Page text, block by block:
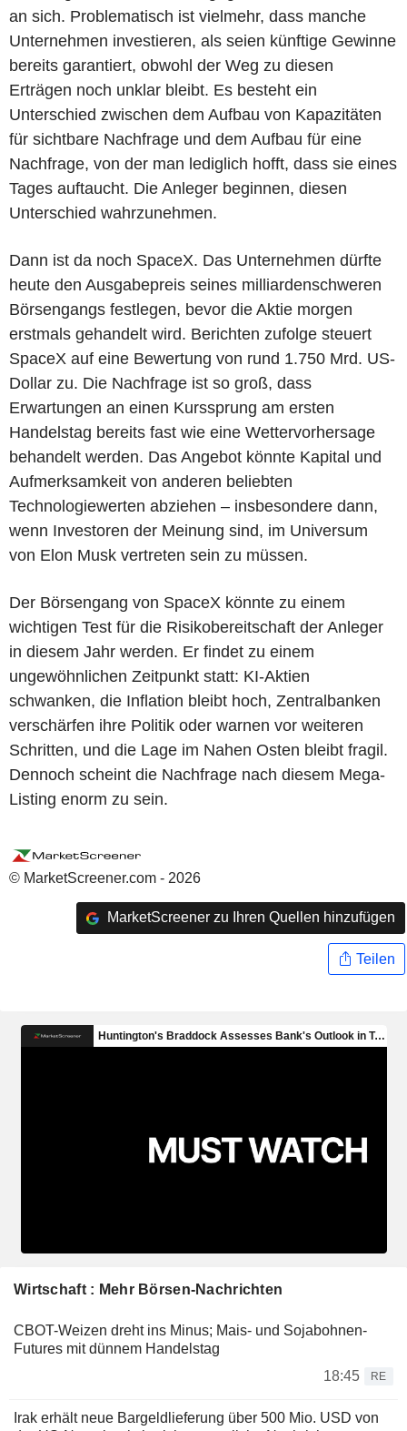
an sich. Problematisch ist vielmehr, dass manche
Unternehmen investieren, als seien künftige Gewinne
bereits garantiert, obwohl der Weg zu diesen
Erträgen noch unklar bleibt. Es besteht ein
Unterschied zwischen dem Aufbau von Kapazitäten
für sichtbare Nachfrage und dem Aufbau für eine
Nachfrage, von der man lediglich hofft, dass sie eines
Tages auftaucht. Die Anleger beginnen, diesen
Unterschied wahrzunehmen.
Dann ist da noch SpaceX. Das Unternehmen dürfte
heute den Ausgabepreis seines milliardenschweren
Börsengangs festlegen, bevor die Aktie morgen
erstmals gehandelt wird. Berichten zufolge steuert
SpaceX auf eine Bewertung von rund 1.750 Mrd. US-
Dollar zu. Die Nachfrage ist so groß, dass
Erwartungen an einen Kurssprung am ersten
Handelstag bereits fast wie eine Wettervorhersage
behandelt werden. Das Angebot könnte Kapital und
Aufmerksamkeit von anderen beliebten
Technologiewerten abziehen – insbesondere dann,
wenn Investoren der Meinung sind, im Universum
von Elon Musk vertreten sein zu müssen.
Der Börsengang von SpaceX könnte zu einem
wichtigen Test für die Risikobereitschaft der Anleger
in diesem Jahr werden. Er findet zu einem
ungewöhnlichen Zeitpunkt statt: KI-Aktien
schwanken, die Inflation bleibt hoch, Zentralbanken
verschärfen ihre Politik oder warnen vor weiteren
Schritten, und die Lage im Nahen Osten bleibt fragil.
Dennoch scheint die Nachfrage nach diesem Mega-
Listing enorm zu sein.
© MarketScreener.com - 2026
MarketScreener zu Ihren Quellen hinzufügen
Teilen
Wirtschaft : Mehr Börsen-Nachrichten
CBOT-Weizen dreht ins Minus; Mais- und Sojabohnen-
Futures mit dünnem Handelstag
18:45
RE
Irak erhält neue Bargeldlieferung über 500 Mio. USD von